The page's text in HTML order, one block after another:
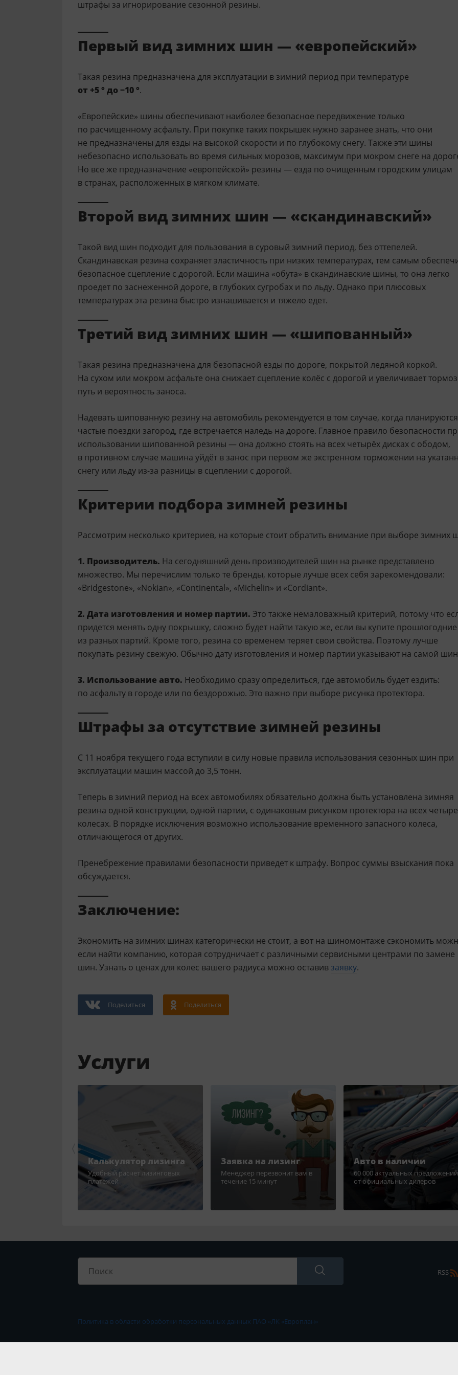
штрафы за игнорирование сезонной резины.
Первый вид зимних шин — «европейский»
Такая резина предназначена для эксплуатации в зимний период при температуре
от +5 ° до −10 °.
«Европейские» шины обеспечивают наиболее безопасное передвижение только
по расчищенному асфальту. При покупке таких покрышек нужно заранее знать, что они
не предназначены для езды на высокой скорости и по глубокому снегу. Также эти шины
небезопасно использовать во время сильных морозов, максимум при мокром снеге на
Но все же предназначение «европейской» резины — езда по очищенным городским улицам
в странах, расположенных в мягком климате.
Второй вид зимних шин — «скандинавский»
Такой вид шин подходит для пользования в суровый зимний период, без оттепелей.
Скандинавская резина сохраняет эластичность при низких температурах, тем самым
безопасное сцепление с дорогой. Если машина «обута» в скандинавские шины, то она легко
проедет по заснеженной дороге, в глубоких сугробах и по льду. Однако при плюсовых
температурах эта резина быстро изнашивается и тяжело едет.
Третий вид зимних шин — «шипованный»
Такая резина предназначена для безопасной езды по дороге, покрытой ледяной коркой.
На сухом или мокром асфальте она снижает сцепление колёс с дорогой и увеличивает
путь и вероятность заноса.
Надевать шипованную резину на автомобиль рекомендуется в том случае, когда планируются
частые поездки загород, где встречается наледь на дороге. Главное правило безопасности
использовании шипованной резины — она должно стоять на всех четырёх дисках с ободом,
в противном случае машина уйдёт в занос при первом же экстренном торможении на
снегу или льду из-за разницы в сцеплении с дорогой.
Критерии подбора зимней резины
Рассмотрим несколько критериев, на которые стоит обратить внимание при выборе зимних
1. Производитель. На сегодняшний день производителей шин на рынке представлено
множество. Мы перечислим только те бренды, которые лучше всех себя зарекомендовали:
«Bridgestone», «Nokian», «Continental», «Michelin» и «Cordiant».
2. Дата изготовления и номер партии. Это также немаловажный критерий, потому что
придется менять одну покрышку, сложно будет найти такую же, если вы купите
из разных партий. Кроме того, резина со временем теряет свои свойства. Поэтому лучше
покупать резину свежую. Обычно дату изготовления и номер партии указывают на самой
3. Использование авто. Необходимо сразу определиться, где автомобиль будет ездить:
по асфальту в городе или по бездорожью. Это важно при выборе рисунка протектора.
Штрафы за отсутствие зимней резины
С 11 ноября текущего года вступили в силу новые правила использования сезонных шин при
эксплуатации машин массой до 3,5 тонн.
Теперь в зимний период на всех автомобилях обязательно должна быть установлена зимняя
резина одной конструкции, одной партии, с одинаковым рисунком протектора на всех
колесах. В порядке исключения возможно использование временного запасного колеса,
отличающегося от других.
Пренебрежение правилами безопасности приведет к штрафу. Вопрос суммы взыскания пока
обсуждается.
Заключение:
Экономить на зимних шинах категорически не стоит, а вот на шиномонтаже сэкономить
если найти компанию, которая сотрудничает с различными сервисными центрами по замене
шин. Узнать о ценах для колес вашего радиуса можно оставив заявку.
Поделиться Поделиться
Услуги
Калькулятор лизинга
Удобный расчет лизинговых
платежей
Заявка на лизинг
Менеджер перезвонит вам в
течение 15 минут
Авто в наличии
60 000 актуальных предложений
от официальных дилеров
RSS
Политика в области обработки персональных данных ПАО «ЛК «Европлан»